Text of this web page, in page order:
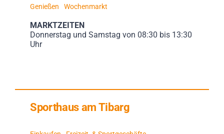
Genießen Wochenmarkt
MARKTZEITEN
Donnerstag und Samstag von 08:30 bis 13:30
Uhr
Sporthaus am Tibarg